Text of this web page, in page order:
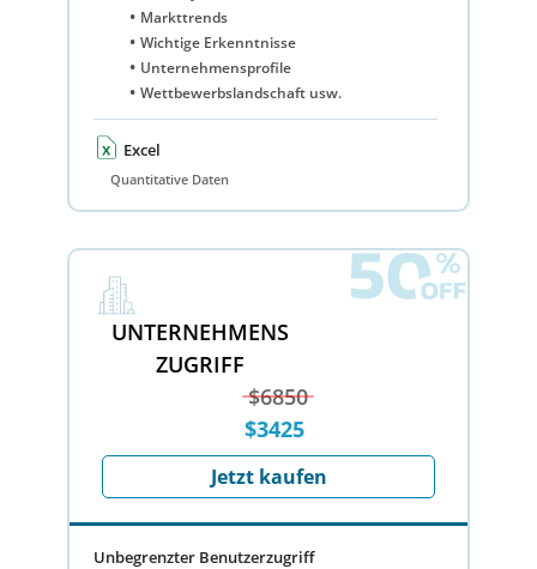
Markttrends
Wichtige Erkenntnisse
Unternehmensprofile
Wettbewerbslandschaft usw.
Excel
Quantitative Daten
UNTERNEHMENS
ZUGRIFF
$6850
$3425
Jetzt kaufen
Unbegrenzter Benutzerzugriff